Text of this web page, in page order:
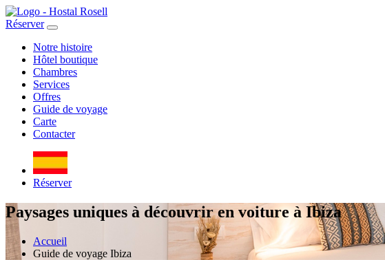
Réserver
Notre histoire
Hôtel boutique
Chambres
Services
Offres
Guide de voyage
Carte
Contacter
Réserver
Paysages uniques à découvrir en voiture à Ibiza
Accueil
Guide de voyage Ibiza